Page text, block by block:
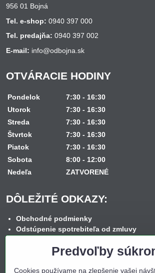
956 01 Bojná
Tel. e-shop: 0940 397 000
Tel. predajňa: 0940 397 002
E-mail: info@odbojna.sk
OTVÁRACIE HODINY
Pondelok
7:30 - 16:30
Utorok
7:30 - 16:30
Streda
7:30 - 16:30
Štvrtok
7:30 - 16:30
Piatok
7:30 - 16:30
Sobota
8:00 - 12:00
Nedeľa
ZATVORENÉ
DÔLEŽITÉ ODKAZY:
Obchodné podmienky
Odstúpenie spotrebiteľa od zmluvy
Reklamačný formulár
Spôsob platby
Predvoľby
Cookies používame na zlepšenie vašej